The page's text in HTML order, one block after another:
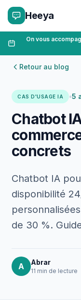
Heeya
On vous
Retour au blog
CAS D'USAGE IA •5
Chatbot
concrets
Chatbot IA
disponibilité
de 30 %.
A Abrar
11 min de lecture